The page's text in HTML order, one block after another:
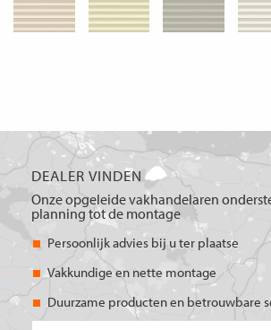
DEALER VINDEN
Onze opgeleide vakhandelaren
planning tot de montage
Persoonlijk advies bij u ter plaatse
Vakkundige en nette montage
Duurzame producten en betrouwbare